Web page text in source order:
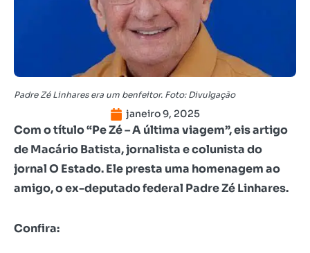
Padre Zé Linhares era um benfeitor. Foto: Divulgação
janeiro 9, 2025
Com o título “Pe Zé – A última viagem”, eis artigo
de Macário Batista, jornalista e colunista do
jornal O Estado. Ele presta uma homenagem ao
amigo, o ex-deputado federal Padre Zé Linhares.
Confira: